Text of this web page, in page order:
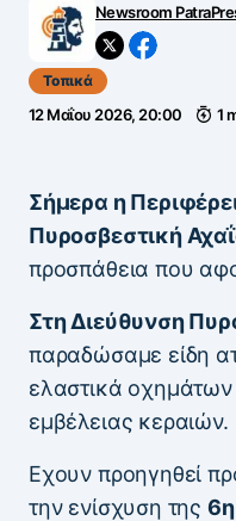
Newsroom
Τοπικά
12 Μαΐου 2026, 20:00 1
Σήμερα η
Πυροσβεστική
προσπάθεια που
Στη Διεύθυνση
παραδώσαμε είδη
ελαστικά
εμβέλειας κεραιών.
Εχουν προηγηθεί
την ενίσχυση της